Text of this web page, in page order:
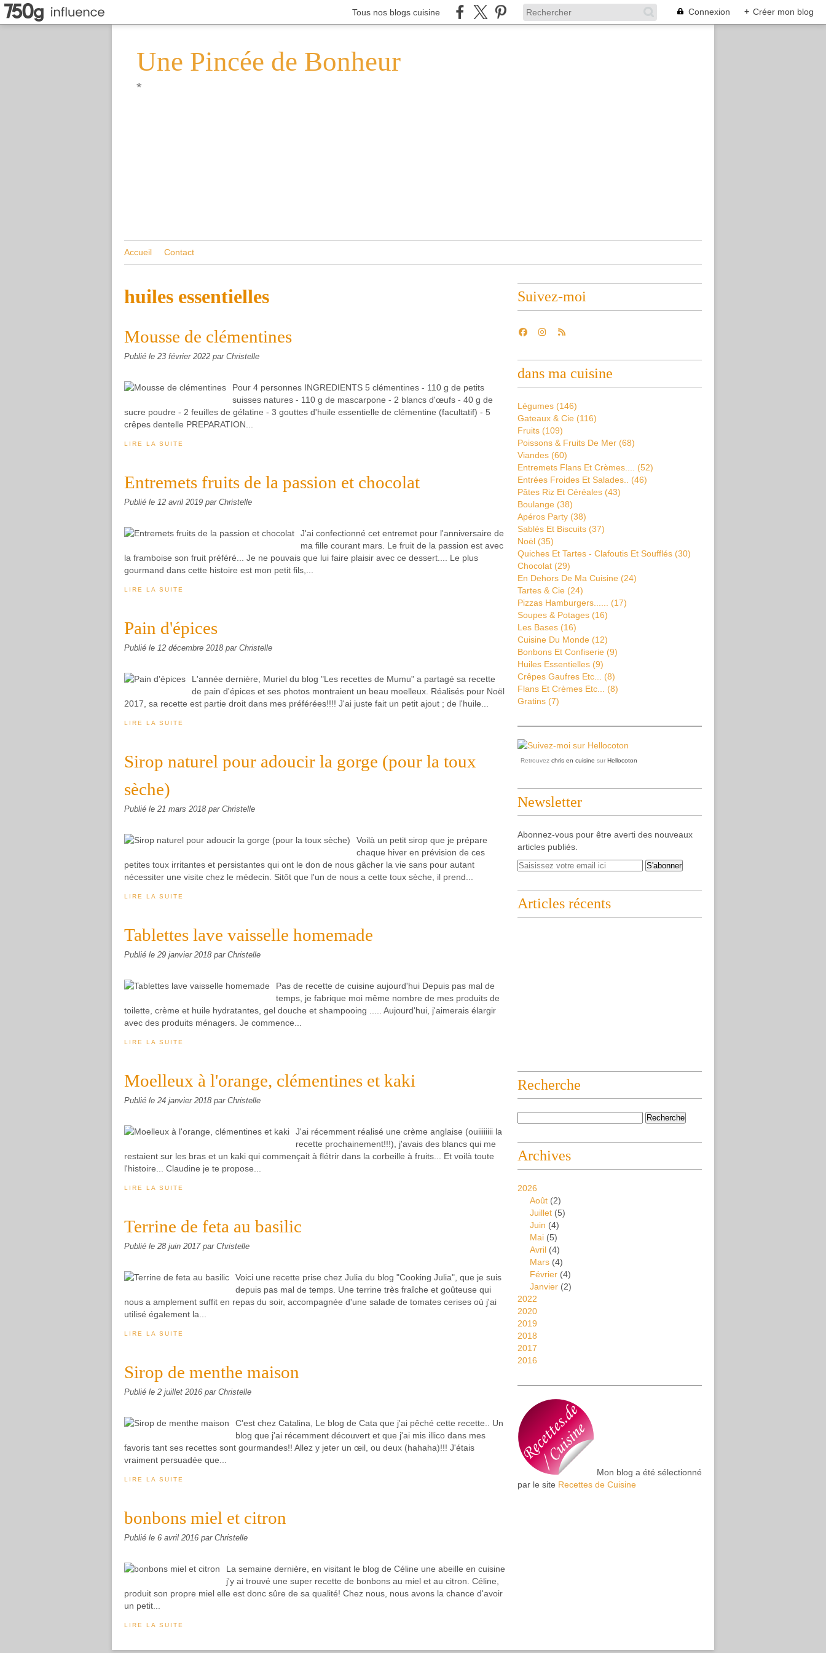
Tous nos blogs cuisine Connexion + Créer mon blog
Une Pincée de Bonheur
*
Accueil Contact
huiles essentielles
Mousse de clémentines
Publié le 23 février 2022 par Christelle
Pour 4 personnes INGREDIENTS 5 clémentines - 110 g de petits
suisses natures - 110 g de mascarpone - 2 blancs d'œufs - 40 g de
sucre poudre - 2 feuilles de gélatine - 3 gouttes d'huile essentielle de clémentine (facultatif) - 5
crêpes dentelle PREPARATION...
LIRE LA SUITE
Entremets fruits de la passion et chocolat
Publié le 12 avril 2019 par Christelle
J'ai confectionné cet entremet pour l'anniversaire de
ma fille courant mars. Le fruit de la passion est avec
la framboise son fruit préféré... Je ne pouvais que lui faire plaisir avec ce dessert.... Le plus
gourmand dans cette histoire est mon petit fils,...
LIRE LA SUITE
Pain d'épices
Publié le 12 décembre 2018 par Christelle
L'année dernière, Muriel du blog "Les recettes de Mumu" a partagé sa recette
de pain d'épices et ses photos montraient un beau moelleux. Réalisés pour Noël
2017, sa recette est partie droit dans mes préférées!!!! J'ai juste fait un petit ajout ; de l'huile...
LIRE LA SUITE
Sirop naturel pour adoucir la gorge (pour la toux
sèche)
Publié le 21 mars 2018 par Christelle
Voilà un petit sirop que je prépare
chaque hiver en prévision de ces
petites toux irritantes et persistantes qui ont le don de nous gâcher la vie sans pour autant
nécessiter une visite chez le médecin. Sitôt que l'un de nous a cette toux sèche, il prend...
LIRE LA SUITE
Tablettes lave vaisselle homemade
Publié le 29 janvier 2018 par Christelle
Pas de recette de cuisine aujourd'hui Depuis pas mal de
temps, je fabrique moi même nombre de mes produits de
toilette, crème et huile hydratantes, gel douche et shampooing ..... Aujourd'hui, j'aimerais élargir
avec des produits ménagers. Je commence...
LIRE LA SUITE
Moelleux à l'orange, clémentines et kaki
Publié le 24 janvier 2018 par Christelle
J'ai récemment réalisé une crème anglaise (ouiiiiiiii la
recette prochainement!!!), j'avais des blancs qui me
restaient sur les bras et un kaki qui commençait à flétrir dans la corbeille à fruits... Et voilà toute
l'histoire... Claudine je te propose...
LIRE LA SUITE
Terrine de feta au basilic
Publié le 28 juin 2017 par Christelle
Voici une recette prise chez Julia du blog "Cooking Julia", que je suis
depuis pas mal de temps. Une terrine très fraîche et goûteuse qui
nous a amplement suffit en repas du soir, accompagnée d'une salade de tomates cerises où j'ai
utilisé également la...
LIRE LA SUITE
Sirop de menthe maison
Publié le 2 juillet 2016 par Christelle
C'est chez Catalina, Le blog de Cata que j'ai pêché cette recette.. Un
blog que j'ai récemment découvert et que j'ai mis illico dans mes
favoris tant ses recettes sont gourmandes!! Allez y jeter un œil, ou deux (hahaha)!!! J'étais
vraiment persuadée que...
LIRE LA SUITE
bonbons miel et citron
Publié le 6 avril 2016 par Christelle
La semaine dernière, en visitant le blog de Céline une abeille en cuisine
j'y ai trouvé une super recette de bonbons au miel et au citron. Céline,
produit son propre miel elle est donc sûre de sa qualité! Chez nous, nous avons la chance d'avoir
un petit...
LIRE LA SUITE
Suivez-moi
dans ma cuisine
Légumes (146)
Gateaux & Cie (116)
Fruits (109)
Poissons & Fruits De Mer (68)
Viandes (60)
Entremets Flans Et Crèmes....
(52)
Entrées Froides Et Salades..
(46)
Pâtes Riz Et Céréales (43)
Boulange (38)
Apéros Party (38)
Sablés Et Biscuits (37)
Noël (35)
Quiches Et Tartes - Clafoutis Et Soufflés (30)
Chocolat (29)
En Dehors De Ma Cuisine (24)
Tartes & Cie (24)
Pizzas Hamburgers......
(17)
Soupes & Potages (16)
Les Bases (16)
Cuisine Du Monde (12)
Bonbons Et Confiserie (9)
Huiles Essentielles (9)
Crêpes Gaufres Etc...
(8)
Flans Et Crèmes Etc...
(8)
Gratins (7)
Retrouvez chris en cuisine sur Hellocoton
Newsletter
Abonnez-vous pour être averti des nouveaux
articles publiés.
Articles récents
Recherche
Archives
2026
Août (2)
Juillet (5)
Juin (4)
Mai (5)
Avril (4)
Mars (4)
Février (4)
Janvier (2)
2022
2020
2019
2018
2017
2016
Mon blog a été sélectionné
par le site Recettes de Cuisine